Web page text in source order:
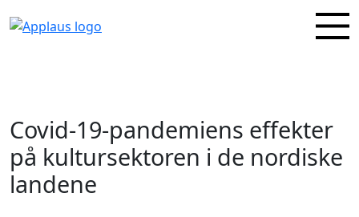
Covid-19-pandemiens effekter
på kultursektoren i de nordiske
landene